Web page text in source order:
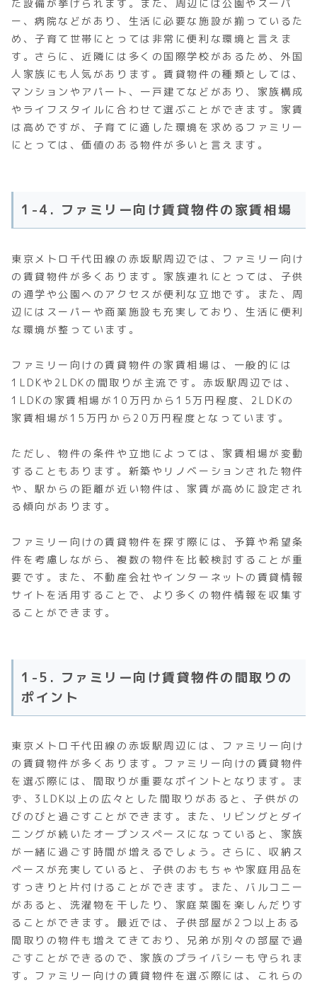
た設備が挙げられます。また、周辺には公園やスーパ
ー、病院などがあり、生活に必要な施設が揃っているた
め、子育て世帯にとっては非常に便利な環境と言えま
す。さらに、近隣には多くの国際学校があるため、外国
人家族にも人気があります。賃貸物件の種類としては、
マンションやアパート、一戸建てなどがあり、家族構成
やライフスタイルに合わせて選ぶことができます。家賃
は高めですが、子育てに適した環境を求めるファミリー
にとっては、価値のある物件が多いと言えます。
1-4. ファミリー向け賃貸物件の家賃相場
東京メトロ千代田線の赤坂駅周辺では、ファミリー向け
の賃貸物件が多くあります。家族連れにとっては、子供
の通学や公園へのアクセスが便利な立地です。また、周
辺にはスーパーや商業施設も充実しており、生活に便利
な環境が整っています。
ファミリー向けの賃貸物件の家賃相場は、一般的には
1LDKや2LDKの間取りが主流です。赤坂駅周辺では、
1LDKの家賃相場が10万円から15万円程度、2LDKの
家賃相場が15万円から20万円程度となっています。
ただし、物件の条件や立地によっては、家賃相場が変動
することもあります。新築やリノベーションされた物件
や、駅からの距離が近い物件は、家賃が高めに設定され
る傾向があります。
ファミリー向けの賃貸物件を探す際には、予算や希望条
件を考慮しながら、複数の物件を比較検討することが重
要です。また、不動産会社やインターネットの賃貸情報
サイトを活用することで、より多くの物件情報を収集す
ることができます。
1-5. ファミリー向け賃貸物件の間取りの
ポイント
東京メトロ千代田線の赤坂駅周辺には、ファミリー向け
の賃貸物件が多くあります。ファミリー向けの賃貸物件
を選ぶ際には、間取りが重要なポイントとなります。ま
ず、3LDK以上の広々とした間取りがあると、子供がの
びのびと過ごすことができます。また、リビングとダイ
ニングが続いたオープンスペースになっていると、家族
が一緒に過ごす時間が増えるでしょう。さらに、収納ス
ペースが充実していると、子供のおもちゃや家庭用品を
すっきりと片付けることができます。また、バルコニー
があると、洗濯物を干したり、家庭菜園を楽しんだりす
ることができます。最近では、子供部屋が2つ以上ある
間取りの物件も増えてきており、兄弟が別々の部屋で過
ごすことができるので、家族のプライバシーも守られま
す。ファミリー向けの賃貸物件を選ぶ際には、これらの